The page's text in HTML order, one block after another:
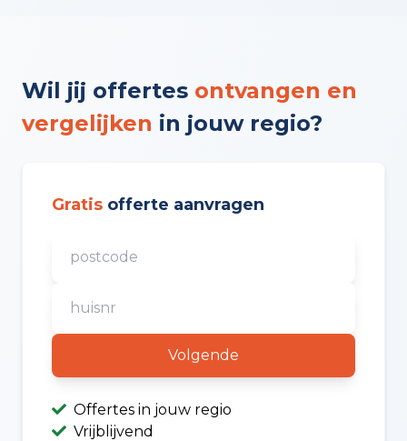
Wil jij offertes ontvangen en
vergelijken in jouw regio?
Gratis offerte aanvragen
Volgende
Offertes in jouw regio
Vrijblijvend